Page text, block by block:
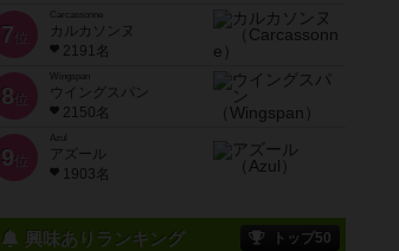
7 位
Carcassonne
カルカソンヌ
2191名
8 位
Wingspan
ウイングスパン
2150名
9 位
Azul
アズール
1903名
興味ありランキング トップ50